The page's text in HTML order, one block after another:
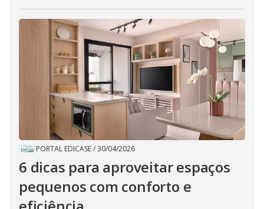
PORTAL EDICASE/30/04/2026
6 dicas para aproveitar espaços
pequenos com conforto e